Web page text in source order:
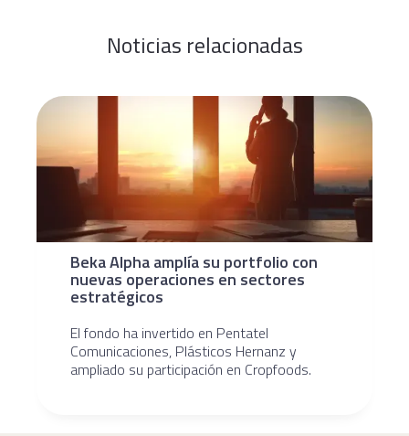
Noticias relacionadas
Beka Alpha amplía su portfolio con
nuevas operaciones en sectores
estratégicos
El fondo ha invertido en Pentatel
Comunicaciones, Plásticos Hernanz y
ampliado su participación en Cropfoods.